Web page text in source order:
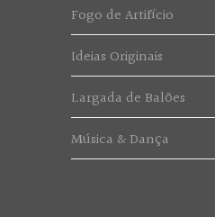
Fogo de Artifício
Ideias Originais
Largada de Balões
Música & Dança